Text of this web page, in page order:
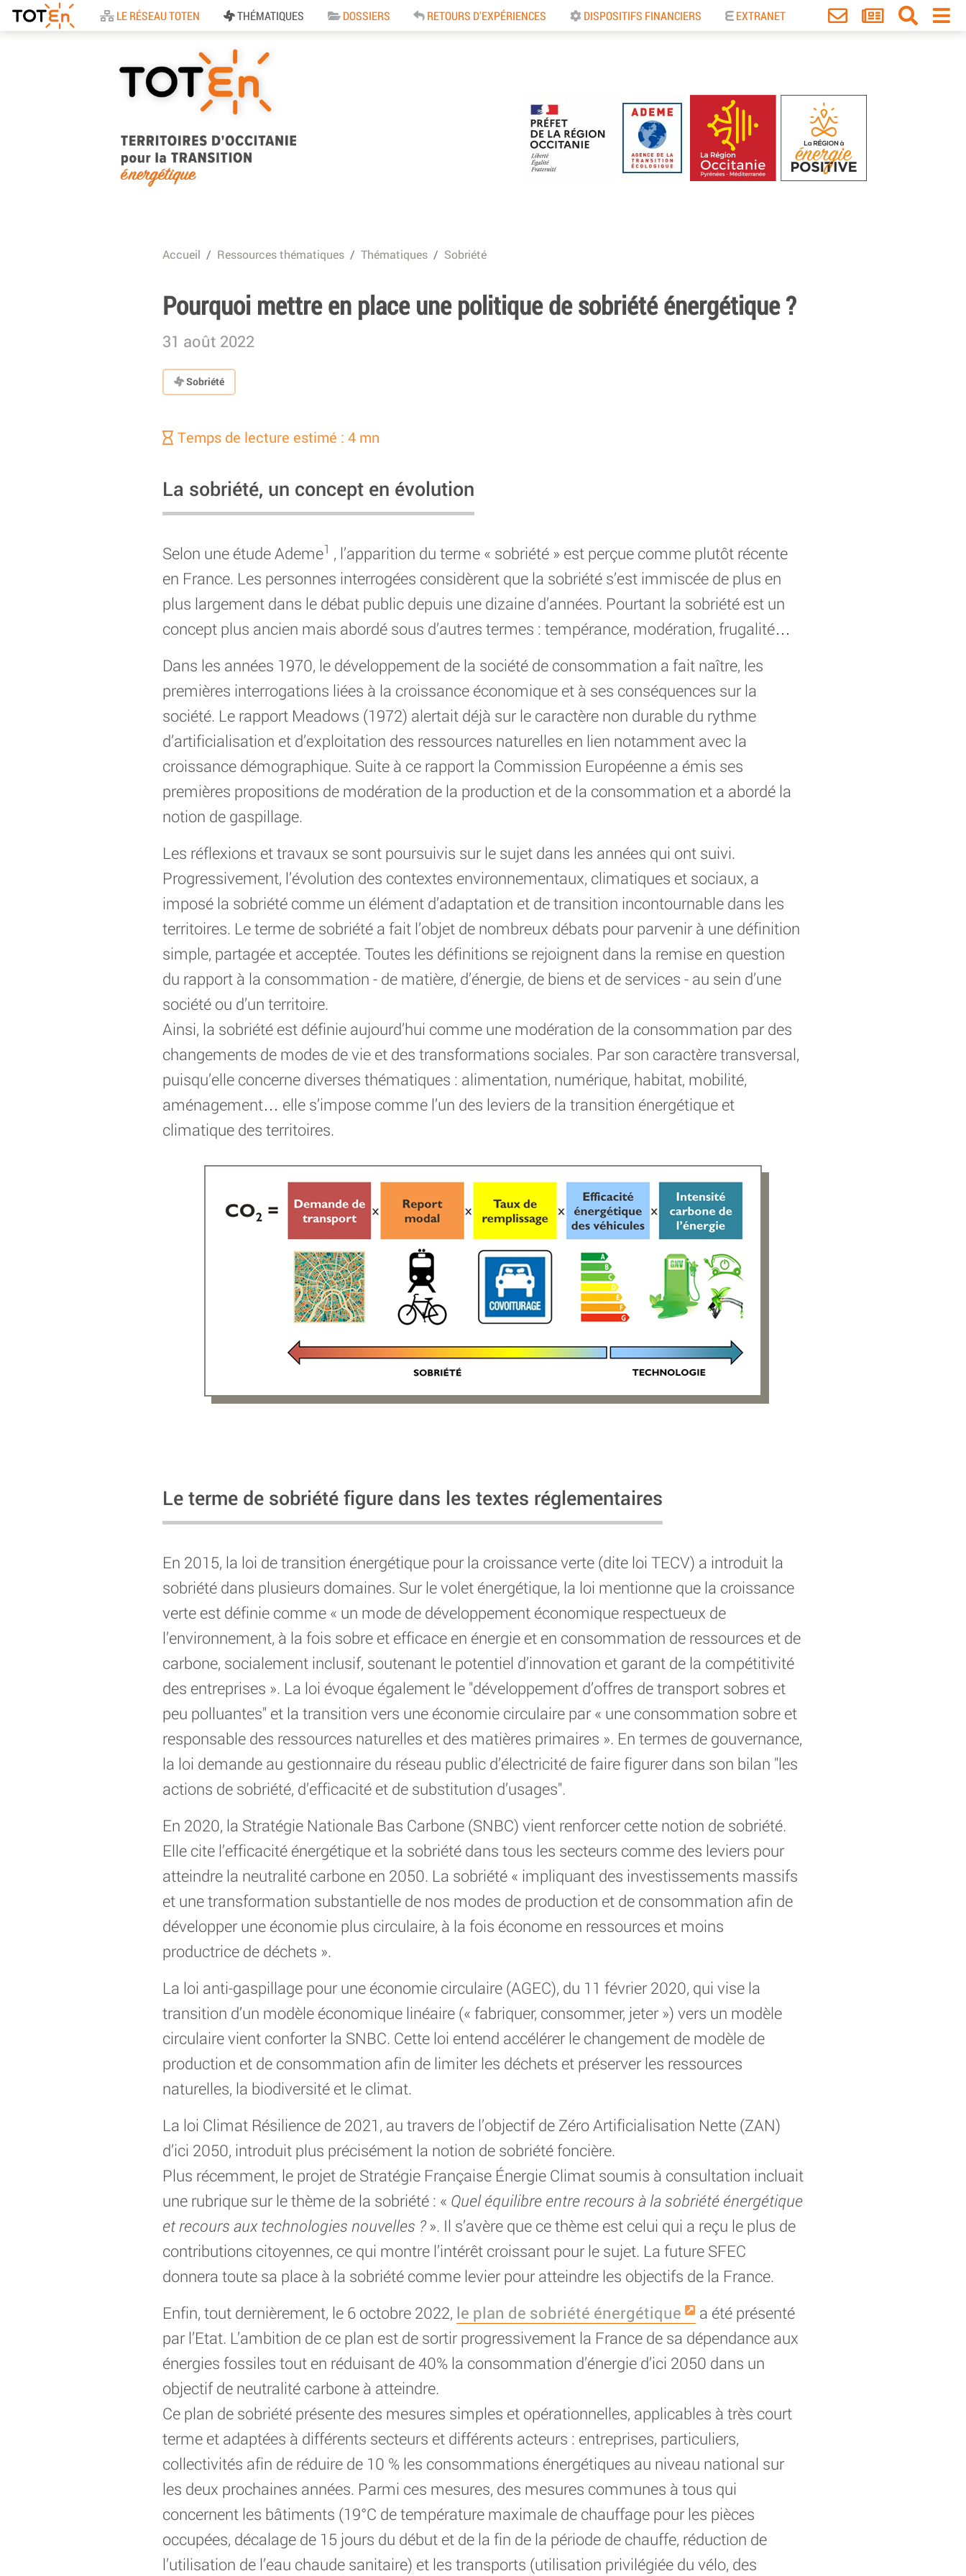
Accueil
LE RÉSEAU TOTEN THÉMATIQUES DOSSIERS RETOURS D'EXPÉRIENCES DISPOSITIFS FINANCIERS EXTRANET
pour la Transition
Energétique
Accueil Ressources thématiques Thématiques Sobriété
Pourquoi mettre en place une politique de sobriété énergétique ?
31 août 2022
Sobriété
Temps de lecture estimé : 4 mn
La sobriété, un concept en évolution
Selon une étude Ademe1 , l’apparition du terme « sobriété » est perçue comme plutôt récente
en France. Les personnes interrogées considèrent que la sobriété s’est immiscée de plus en
plus largement dans le débat public depuis une dizaine d’années. Pourtant la sobriété est un
concept plus ancien mais abordé sous d’autres termes : tempérance, modération, frugalité…
Dans les années 1970, le développement de la société de consommation a fait naître, les
premières interrogations liées à la croissance économique et à ses conséquences sur la
société. Le rapport Meadows (1972) alertait déjà sur le caractère non durable du rythme
d’artificialisation et d’exploitation des ressources naturelles en lien notamment avec la
croissance démographique. Suite à ce rapport la Commission Européenne a émis ses
premières propositions de modération de la production et de la consommation et a abordé la
notion de gaspillage.
Les réflexions et travaux se sont poursuivis sur le sujet dans les années qui ont suivi.
Progressivement, l’évolution des contextes environnementaux, climatiques et sociaux, a
imposé la sobriété comme un élément d’adaptation et de transition incontournable dans les
territoires. Le terme de sobriété a fait l’objet de nombreux débats pour parvenir à une définition
simple, partagée et acceptée. Toutes les définitions se rejoignent dans la remise en question
du rapport à la consommation - de matière, d’énergie, de biens et de services - au sein d’une
société ou d’un territoire.
Ainsi, la sobriété est définie aujourd’hui comme une modération de la consommation par des
changements de modes de vie et des transformations sociales. Par son caractère transversal,
puisqu’elle concerne diverses thématiques : alimentation, numérique, habitat, mobilité,
aménagement… elle s’impose comme l’un des leviers de la transition énergétique et
climatique des territoires.
Le terme de sobriété figure dans les textes réglementaires
En 2015, la loi de transition énergétique pour la croissance verte (dite loi TECV) a introduit la
sobriété dans plusieurs domaines. Sur le volet énergétique, la loi mentionne que la croissance
verte est définie comme « un mode de développement économique respectueux de
l’environnement, à la fois sobre et efficace en énergie et en consommation de ressources et de
carbone, socialement inclusif, soutenant le potentiel d’innovation et garant de la compétitivité
des entreprises ». La loi évoque également le "développement d’offres de transport sobres et
peu polluantes" et la transition vers une économie circulaire par « une consommation sobre et
responsable des ressources naturelles et des matières primaires ». En termes de gouvernance,
la loi demande au gestionnaire du réseau public d’électricité de faire figurer dans son bilan "les
actions de sobriété, d’efficacité et de substitution d’usages".
En 2020, la Stratégie Nationale Bas Carbone (SNBC) vient renforcer cette notion de sobriété.
Elle cite l’efficacité énergétique et la sobriété dans tous les secteurs comme des leviers pour
atteindre la neutralité carbone en 2050. La sobriété « impliquant des investissements massifs
et une transformation substantielle de nos modes de production et de consommation afin de
développer une économie plus circulaire, à la fois économe en ressources et moins
productrice de déchets ».
La loi anti-gaspillage pour une économie circulaire (AGEC), du 11 février 2020, qui vise la
transition d’un modèle économique linéaire (« fabriquer, consommer, jeter ») vers un modèle
circulaire vient conforter la SNBC. Cette loi entend accélérer le changement de modèle de
production et de consommation afin de limiter les déchets et préserver les ressources
naturelles, la biodiversité et le climat.
La loi Climat Résilience de 2021, au travers de l’objectif de Zéro Artificialisation Nette (ZAN)
d’ici 2050, introduit plus précisément la notion de sobriété foncière.
Plus récemment, le projet de Stratégie Française Énergie Climat soumis à consultation incluait
une rubrique sur le thème de la sobriété : « Quel équilibre entre recours à la sobriété énergétique
et recours aux technologies nouvelles ?». Il s’avère que ce thème est celui qui a reçu le plus de
contributions citoyennes, ce qui montre l’intérêt croissant pour le sujet. La future SFEC
donnera toute sa place à la sobriété comme levier pour atteindre les objectifs de la France.
Enfin, tout dernièrement, le 6 octobre 2022, le plan de sobriété énergétique
a été présenté
par l’Etat. L’ambition de ce plan est de sortir progressivement la France de sa dépendance aux
énergies fossiles tout en réduisant de 40% la consommation d’énergie d’ici 2050 dans un
objectif de neutralité carbone à atteindre.
Ce plan de sobriété présente des mesures simples et opérationnelles, applicables à très court
terme et adaptées à différents secteurs et différents acteurs : entreprises, particuliers,
collectivités afin de réduire de 10 % les consommations énergétiques au niveau national sur
les deux prochaines années. Parmi ces mesures, des mesures communes à tous qui
concernent les bâtiments (19°C de température maximale de chauffage pour les pièces
occupées, décalage de 15 jours du début et de la fin de la période de chauffe, réduction de
l’utilisation de l’eau chaude sanitaire) et les transports (utilisation privilégiée du vélo, des